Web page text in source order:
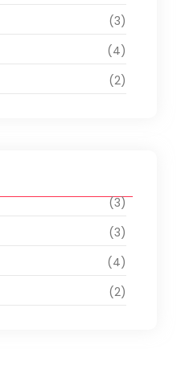
(3)
(4)
(2)
(3)
(3)
(4)
(2)